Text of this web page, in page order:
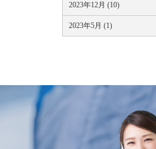
2023年12月 (10)
2023年5月 (1)